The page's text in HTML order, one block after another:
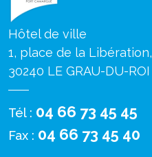
Hôtel de ville
1, place de la Libération,
30240 LE GRAU-DU-ROI
Tél : 04 66 73 45 45
Fax : 04 66 73 45 40